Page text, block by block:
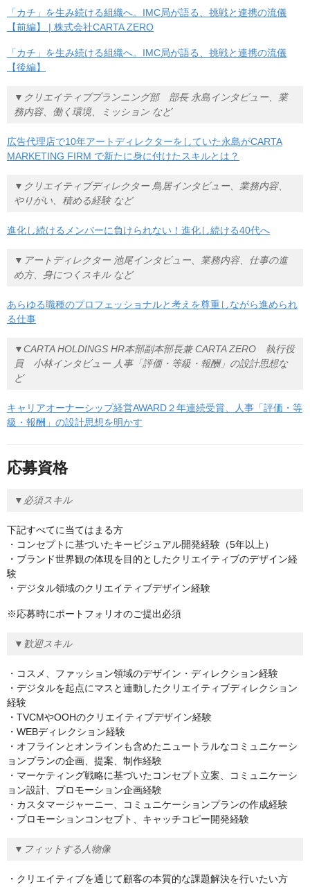
「カチ」を生み続ける組織へ。IMC局が語る、挑戦と連携の流儀
【前編】 | 株式会社CARTA ZERO
「カチ」を生み続ける組織へ。IMC局が語る、挑戦と連携の流儀
【後編】
▼クリエイティブプランニング部 部長 永島インタビュー、業
務内容、働く環境、ミッション など
広告代理店で10年アートディレクターをしていた永島がCARTA
MARKETING FIRM で新たに身に付けたスキルとは？
▼クリエイティブディレクター 鳥居インタビュー、業務内容、
やりがい、積める経験 など
進化し続けるメンバーに負けられない！進化し続ける40代へ
▼アートディレクター 池尾インタビュー、業務内容、仕事の進
め方、身につくスキル など
あらゆる職種のプロフェッショナルと考えを尊重しながら進められ
る仕事
▼CARTA HOLDINGS HR本部副本部長兼 CARTA ZERO 執行役
員 小林インタビュー 人事「評価・等級・報酬」の設計思想な
ど
キャリアオーナーシップ経営AWARD２年連続受賞、人事「評価・等
級・報酬」の設計思想を明かす
応募資格
▼必須スキル
下記すべてに当てはまる方
・コンセプトに基づいたキービジュアル開発経験（5年以上）
・ブランド世界観の体現を目的としたクリエイティブのデザイン経
験
・デジタル領域のクリエイティブデザイン経験
※応募時にポートフォリオのご提出必須
▼歓迎スキル
・コスメ、ファッション領域のデザイン・ディレクション経験
・デジタルを起点にマスと連動したクリエイティブディレクション
経験
・TVCMやOOHのクリエイティブデザイン経験
・WEBディレクション経験
・オフラインとオンラインも含めたニュートラルなコミュニケーシ
ョンプランの企画、提案、制作経験
・マーケティング戦略に基づいたコンセプト立案、コミュニケーシ
ョン設計、プロモーション企画経験
・カスタマージャーニー、コミュニケーションプランの作成経験
・プロモーションコンセプト、キャッチコピー開発経験
▼フィットする人物像
・クリエイティブを通じて顧客の本質的な課題解決を行いたい方